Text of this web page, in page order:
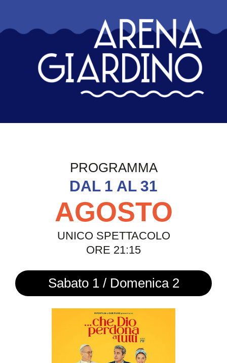
Arena Giardino
PROGRAMMA
DAL 1 AL 31
AGOSTO
UNICO SPETTACOLO
ORE 21:15
Sabato 1 / Domenica 2